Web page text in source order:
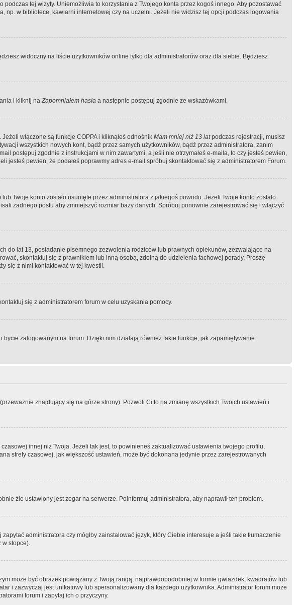
tej wizyty. Uniemożliwia to korzystania z Twojego konta przez kogoś innego. Aby pozostawać
np. w bibliotece, kawiarni internetowej czy na uczelni. Jeżeli nie widzisz tej opcji podczas logowania
widoczny na liście użytkowników online tylko dla administratorów oraz dla siebie. Będziesz
i kliknij naZapomniałem hasła a następnie postępuj zgodnie ze wskazówkami.
włączone są funkcje COPPA i kliknąłeś odnośnik Mam mniej niż 13 latpodczas rejestracji, musisz
wszystkich nowych kont, bądź przez samych użytkowników, bądź przez administratora, zanim
postępuj zgodnie z instrukcjami w nim zawartymi, a jeśli nie otrzymałeś e-maila, to czy jesteś pewien,
jesteś pewien, że podałeś poprawmy adres e-mail spróbuj skontaktować się z administratorem Forum.
Twoje konto zostało usunięte przez administratora z jakiegoś powodu. Jeżeli Twoje konto zostało
żadnego postu aby zmniejszyć rozmiar bazy danych. Spróbuj ponownie zarejestrować się i włączyć
do lat 13, posiadanie pisemnego zezwolenia rodziców lub prawnych opiekunów, zezwalające na
skontaktuj się z prawnikiem lub inną osobą, zdolną do udzielenia fachowej porady. Proszę
się z nimi kontaktować w tej kwestii.
się z administratorem forum w celu uzyskania pomocy.
zalogowanym na forum. Dzięki nim działają również takie funkcje, jak zapamiętywanie
(przeważnie znajdujący się na górze strony). Pozwoli Ci to na zmianę wszystkich Twoich ustawień i
innej niż Twoja. Jeżeli tak jest, to powinieneś zaktualizować ustawienia twojego profilu,
strefy czasowej, jak większość ustawień, może być dokonana jedynie przez zarejestrowanych
źle ustawiony jest zegar na serwerze. Poinformuj administratora, aby naprawił ten problem.
administratora czy mógłby zainstalować język, który Ciebie interesuje a jeśli takie tłumaczenie
w stopce).
może być obrazek powiązany z Twoją rangą, najprawdopodobniej w formie gwiazdek, kwadratów lub
i zazwyczaj jest unikatowy lub spersonalizowany dla każdego użytkownika. Administrator forum może
forum i zapytaj ich o przyczyny.